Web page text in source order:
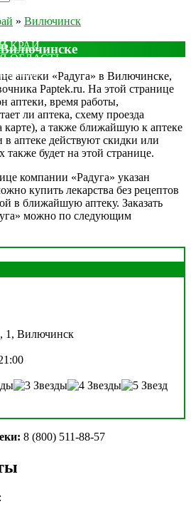
КРАЙ
ОБЛАСТЬ
» Вилючинск
аптеки «Радуга» в Вилючинске,
Paptek.ru. На этой странице
аптеки, время работы,
ли аптека, схему проезда
карте), а также ближайшую к аптеке
в аптеке действуют скидки или
будет на этой странице.
компании «Радуга» указан
купить лекарства без рецептов
в ближайшую аптеку. Заказать
можно по следующим
1, Вилючинск
8 (800) 511-88-57